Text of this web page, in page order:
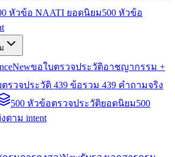
หัวข้อ NAATI ยอดนิยม500 หัวข้อ
Newขอใบตรวจประวัติอาชญากรรม +
รวจประวัติ 439 ข้อรวม 439 คำถามจริง
500 หัวข้อตรวจประวัติยอดนิยม500
ตาม intent